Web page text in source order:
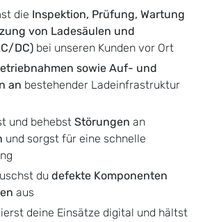
die Inspektion, Prüfung, Wartung
von Ladesäulen und
DC) bei unseren Kunden vor Ort
sowie Auf- und
an bestehender Ladeinfrastruktur
und behebst Störungen an
und sorgst für eine schnelle
du defekte Komponenten
aus
deine Einsätze digital und hältst